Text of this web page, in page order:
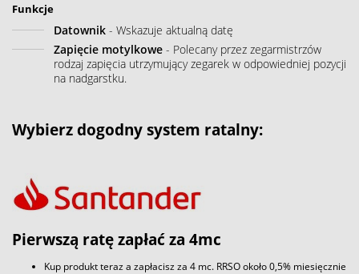
Funkcje
Datownik - Wskazuje aktualną datę
Zapięcie motylkowe - Polecany przez zegarmistrzów
rodzaj zapięcia utrzymujący zegarek w odpowiedniej pozycji
na nadgarstku.
Wybierz dogodny system ratalny:
Pierwszą ratę zapłać za 4mc
Kup produkt teraz a zapłacisz za 4 mc. RRSO około 0,5% miesięcznie